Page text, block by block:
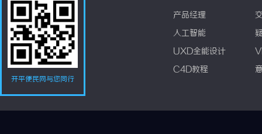
开平便民网与您同行
产品经理
人工智能
UXD全能设计
C4D教程